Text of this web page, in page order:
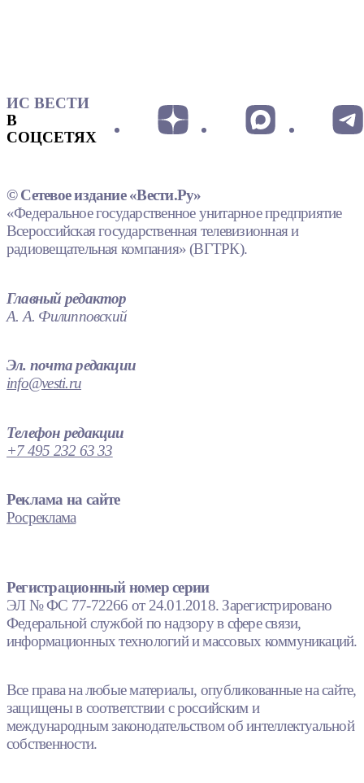
ИС ВЕСТИ
В
СОЦСЕТЯХ
© Сетевое издание «Вести.Ру»
«Федеральное государственное унитарное предприятие
Всероссийская государственная телевизионная и
радиовещательная компания» (ВГТРК).
Главный редактор
А. А. Филипповский
Эл. почта редакции
info@vesti.ru
Телефон редакции
+7 495 232 63 33
Реклама на сайте
Росреклама
Регистрационный номер серии
ЭЛ № ФС 77-72266 от 24.01.2018. Зарегистрировано
Федеральной службой по надзору в сфере связи,
информационных технологий и массовых коммуникаций.
Все права на любые материалы, опубликованные на сайте,
защищены в соответствии с российским и
международным законодательством об интеллектуальной
собственности.